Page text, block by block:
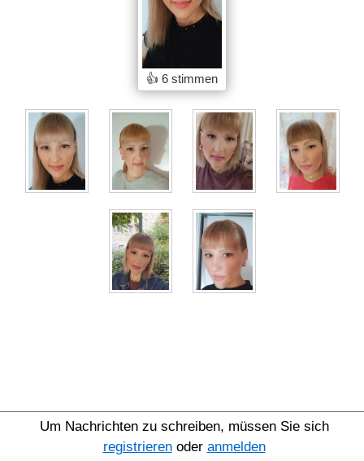
👍 6 stimmen
Um Nachrichten zu schreiben, müssen Sie sich
registrierenoder anmelden